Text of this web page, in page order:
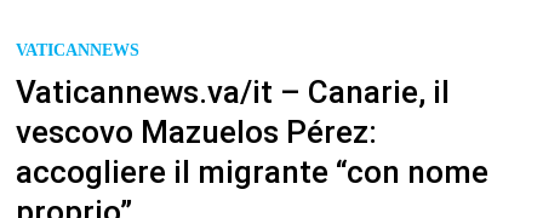
VATICANNEWS
Vaticannews.va/it – Canarie, il
vescovo Mazuelos Pérez:
accogliere il migrante “con nome